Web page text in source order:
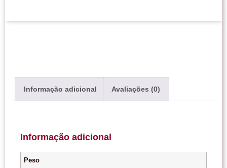
Informação adicional Avaliações (0)
Informação adicional
Peso